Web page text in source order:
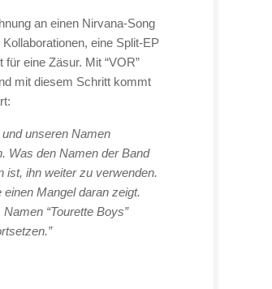
an einen Nirvana-Song
eine Split-EP
eine Zäsur. Mit “VOR”
mit diesem Schritt kommt
unseren Namen
Was den Namen der Band
ihn weiter zu verwenden.
Mangel daran zeigt.
“Tourette Boys”